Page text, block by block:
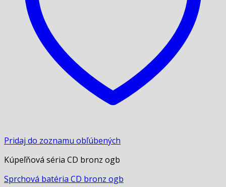
Pridaj do zoznamu obľúbených
Kúpeľňová séria CD bronz ogb
Sprchová batéria CD bronz ogb